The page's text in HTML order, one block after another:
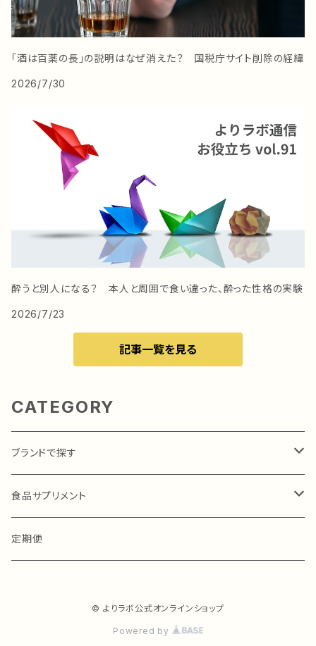
「酒は百薬の長」の説明はなぜ消えた？ 国税庁サイト削除の経緯
2026/7/30
酔うと別人になる？ 本人と周囲で食い違った、酔った性格の実験
2026/7/23
記事一覧を見る
CATEGORY
ブランドで探す
MkufukuⓇ（エムクウフク）
食品サプリメント
MkufukuⓇ（エムクウフク）
定期便
© よりラボ公式オンラインショップ
Powered by